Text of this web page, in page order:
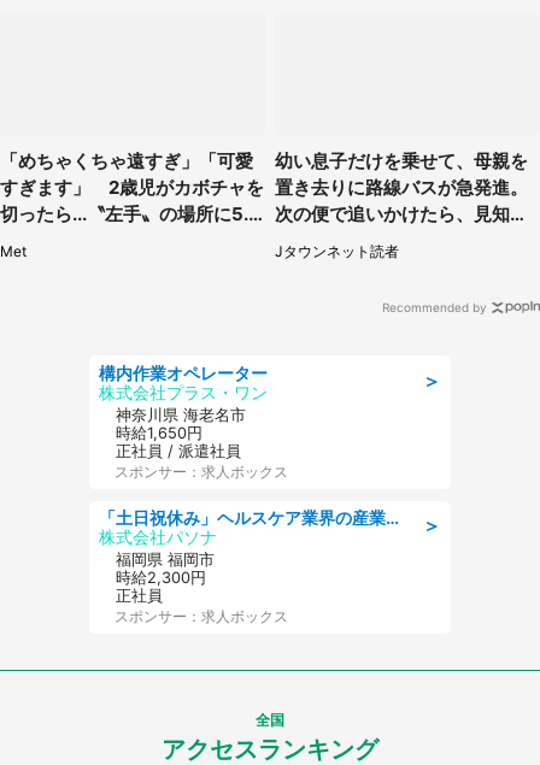
「めちゃくちゃ遠すぎ」「可愛
すぎます」 2歳児がカボチャを
切ったら...〝左手〟の場所に5.3
万人もん絶
Met
幼い息子だけを乗せて、母親を
置き去りに路線バスが急発進。
次の便で追いかけたら、見知ら
ぬ若い女性が（京都府・60代女
性）
Jタウンネット読者
Recommended by
＞
構内作業オペレーター
株式会社プラス・ワン
神奈川県 海老名市
時給1,650円
正社員 / 派遣社員
スポンサー：求人ボックス
＞
「土日祝休み」ヘルスケア業界の産業保健師/高時給/未経験OK/要資格:保健師、正看護師
株式会社パソナ
福岡県 福岡市
時給2,300円
正社員
スポンサー：求人ボックス
全国
アクセスランキング